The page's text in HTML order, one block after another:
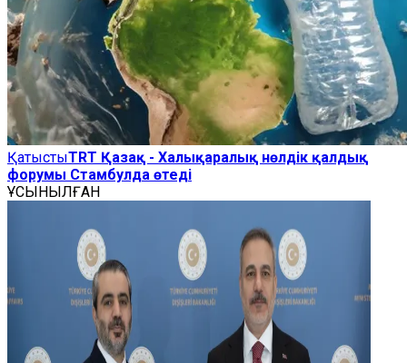
ҚатыстыTRT Қазақ - Халықаралық нөлдік қалдық
форумы Стамбулда өтеді
ҰСЫНЫЛҒАН